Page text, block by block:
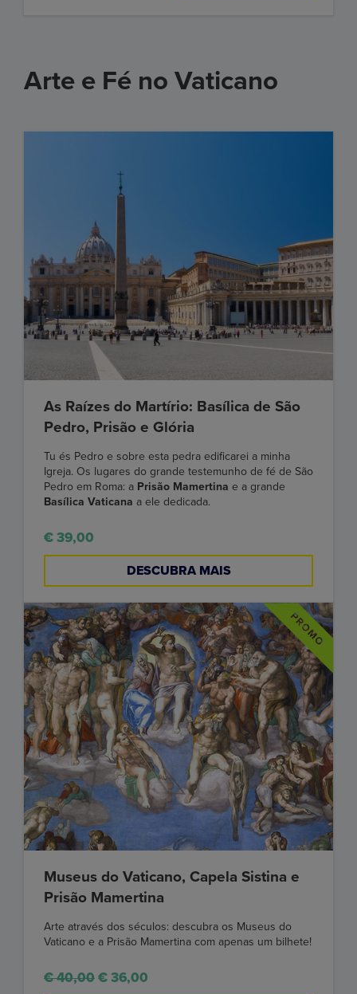
Arte e Fé no Vaticano
As Raízes do Martírio: Basílica de São
Pedro, Prisão e Glória
Tu és Pedro e sobre esta pedra edificarei a minha
Igreja. Os lugares do grande testemunho de fé de São
Pedro em Roma: a Prisão Mamertina e a grande
Basílica Vaticana a ele dedicada.
€ 39,00
DESCUBRA MAIS
Museus do Vaticano, Capela Sistina e
Prisão Mamertina
Arte através dos séculos: descubra os Museus do
Vaticano e a Prisão Mamertina com apenas um bilhete!
€ 40,00€ 36,00